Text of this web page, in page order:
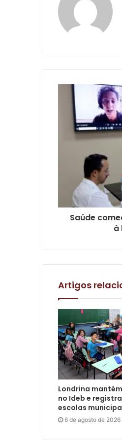
Saúde
à
Artigos
Londrina
no Ideb e
escolas
6 de agosto de 2026